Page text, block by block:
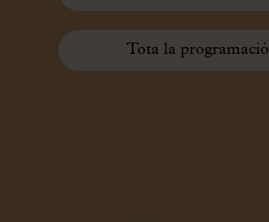
Tota la programació